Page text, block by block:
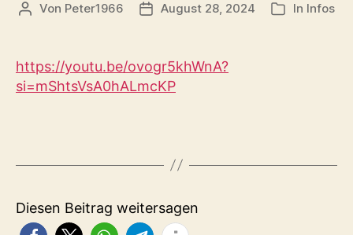
Beitragsautor
Von Peter1966 Veröffentlichungsdatum
August 28, 2024 Kategorien
In Infos
https://youtu.be/ovogr5khWnA?
si=mShtsVsA0hALmcKP
Diesen Beitrag weitersagen